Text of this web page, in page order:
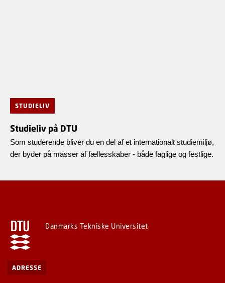
STUDIELIV
Studieliv på DTU
Som studerende bliver du en del af et internationalt studiemiljø,
der byder på masser af fællesskaber - både faglige og festlige.
Danmarks Tekniske Universitet
ADRESSE